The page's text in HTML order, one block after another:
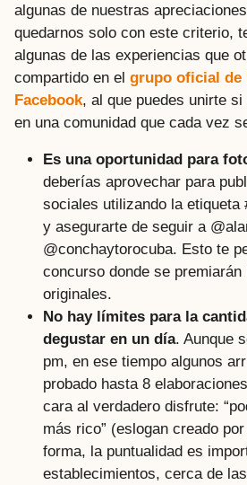
algunas de nuestras
quedarnos solo con este criterio,
algunas de las experiencias que
compartido en el grupo oficial de
Facebook, al que puedes unirte
en una comunidad que cada vez
Es una oportunidad para
deberías aprovechar para
sociales utilizando la etiqueta
y asegurarte de seguir a
@conchaytorocuba. Esto te
concurso donde se
originales.
No hay límites para la
degustar en un día. Aunque
pm, en ese tiempo algunos
probado hasta 8
cara al verdadero disfrute:
más rico” (eslogan creado
forma, la puntualidad es
establecimientos, cerca de